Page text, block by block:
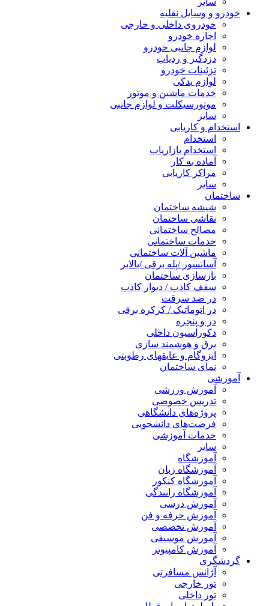
خودرو و وسایل نقلیه
خودروی داخلی و خارجی
اجاره خودرو
لوازم جانبی خودرو
دزدگیر و ردیاب
تزئینات خودرو
لوازم یدکی
خدمات ماشین و موتور
موتورسیکلت و لوازم جانبی
سایر
استخدام و کاریابی
استخدام
استخدام بازاریاب
آماده به کار
مراکز کاریابی
سایر
ساختمان
شیشه ساختمان
نقاشی ساختمان
مصالح ساختمانی
خدمات ساختمانی
ماشین آلات ساختمانی
آسانسور /پله برقی /بالابر
بازسازی ساختمان
سقف کاذب / دیوار کاذب
در ضد سرقت
در اتوماتیک / کرکره برقی
در و پنجره
دکوراسیون داخلی
برق و هوشمند سازی
ایزوگام و عایقهای رطوبتی
نمای ساختمان
آموزشی
آموزش ورزشی
تدریس خصوصی
پروژه‌های دانشگاهی
فرصت‌های دانشجویی
خدمات آموزشی
سایر
آموزشگاه
آموزشگاه زبان
آموزشگاه کنکور
آموزشگاه رانندگی
آموزش درسی
آموزش حرفه و فن
آموزش تخصصی
آموزش موسیقی
آموزش کامپیوتر
گردشگری
آژانس مسافرتی
تور خارجی
تور داخلی